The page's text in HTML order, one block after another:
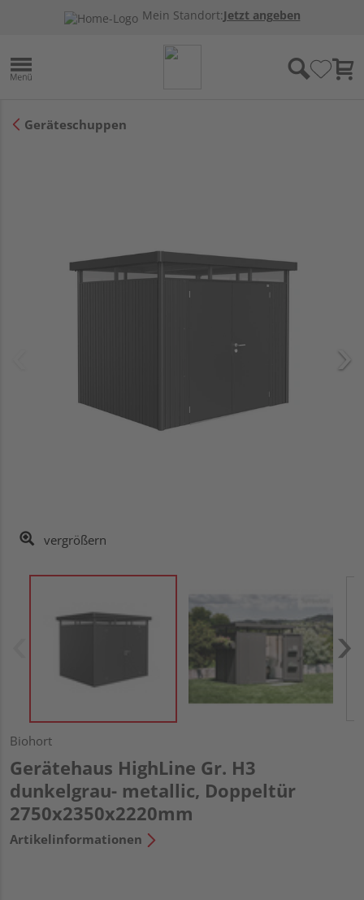
Mein Standort:Jetzt angeben
Geräteschuppen
vergrößern
Biohort
Gerätehaus HighLine Gr. H3
dunkelgrau- metallic, Doppeltür
2750x2350x2220mm
Artikelinformationen